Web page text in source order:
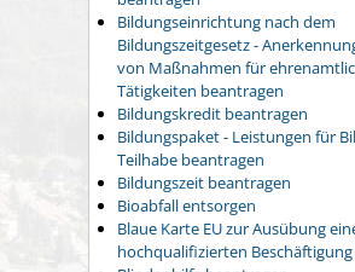
Bildungseinrichtung nach dem
Bildungszeitgesetz -
von Maßnahmen für
Tätigkeiten beantragen
Bildungskredit beantragen
Bildungspaket - Leistungen für
Teilhabe beantragen
Bildungszeit beantragen
Bioabfall entsorgen
Blaue Karte EU zur Ausübung
hochqualifizierten